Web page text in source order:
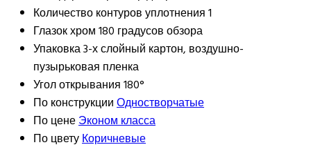
Количество контуров уплотнения1
Глазокхром 180 градусов обзора
Упаковка3-х слойный картон, воздушно-
пузырьковая пленка
Угол открывания180°
По конструкцииОдностворчатые
По ценеЭконом класса
По цветуКоричневые